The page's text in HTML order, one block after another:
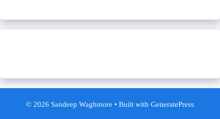
© 2026 Sandeep Waghmore • Built with GeneratePress